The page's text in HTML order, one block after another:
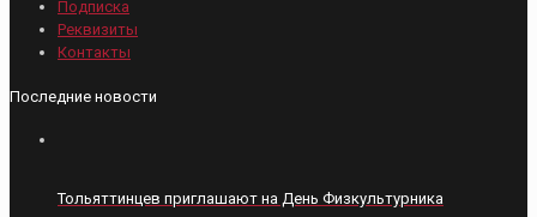
Подписка
Реквизиты
Контакты
Последние новости
Тольяттинцев приглашают на День Физкультурника